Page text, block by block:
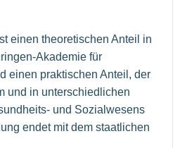
einen theoretischen Anteil in
Akademie für
einen praktischen Anteil, der
und in unterschiedlichen
und Sozialwesens
endet mit dem staatlichen